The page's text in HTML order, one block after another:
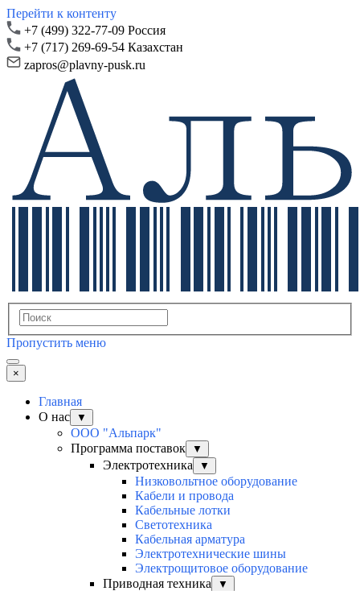
Перейти к контенту
+7 (499) 322-77-09 Россия
+7 (717) 269-69-54 Казахстан
zapros@plavny-pusk.ru
Пропустить меню
×
Главная
О нас
▼
ООО "Альпарк"
Программа поставок
▼
Электротехника ▼
Низковольтное оборудование
Кабели и провода
Кабельные лотки
Светотехника
Кабельная арматура
Электротехнические шины
Электрощитовое оборудование
Приводная техника
▼